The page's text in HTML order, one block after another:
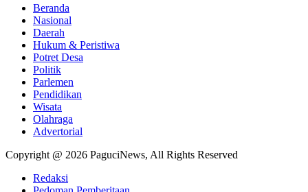
Beranda
Nasional
Daerah
Hukum & Peristiwa
Potret Desa
Politik
Parlemen
Pendidikan
Wisata
Olahraga
Advertorial
Copyright @ 2026 PaguciNews, All Rights Reserved
Redaksi